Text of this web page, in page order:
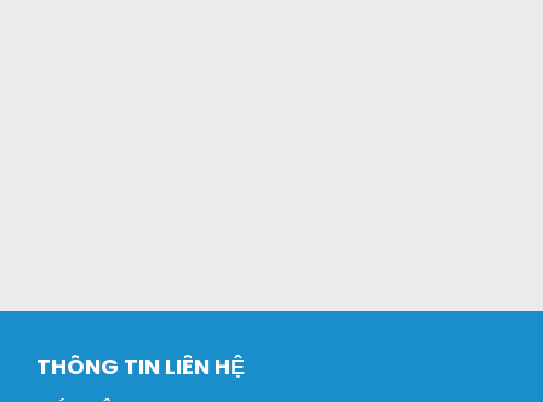
THÔNG TIN LIÊN HỆ